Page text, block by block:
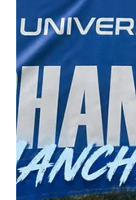
EL INFORMADOR
27 jul
4 min
Deportes
Tszyu vence
Tszyu vence por